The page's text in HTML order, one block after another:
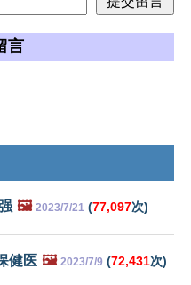
言
🖼️ 2023/7/21 (77,097次)
健医 🖼️ 2023/7/9 (72,431次)